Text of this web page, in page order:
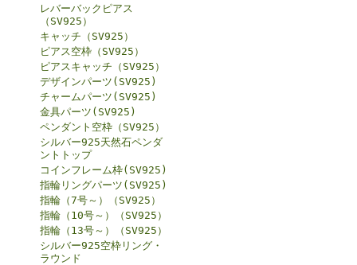
レバーバックピアス
（SV925）
キャッチ（SV925）
ピアス空枠（SV925）
ピアスキャッチ（SV925）
デザインパーツ(SV925)
チャームパーツ(SV925)
金具パーツ(SV925)
ペンダント空枠（SV925）
シルバー925天然石ペンダ
ントトップ
コインフレーム枠(SV925)
指輪リングパーツ(SV925)
指輪（7号～）（SV925）
指輪（10号～）（SV925）
指輪（13号～）（SV925）
シルバー925空枠リング・
ラウンド